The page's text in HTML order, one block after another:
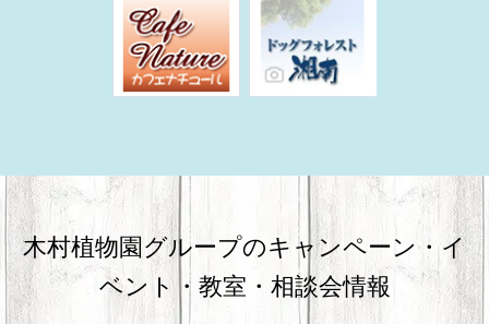
木村植物園グループのキャンペーン・イ
ベント・教室・相談会情報